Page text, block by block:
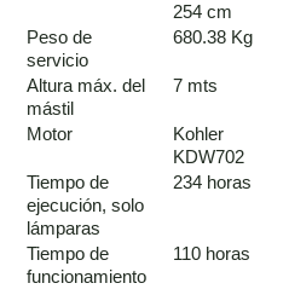
254 cm
Peso de
servicio
680.38 Kg
Altura máx. del
mástil
7 mts
Motor
Kohler
KDW702
Tiempo de
ejecución, solo
lámparas
234 horas
Tiempo de
funcionamiento
110 horas